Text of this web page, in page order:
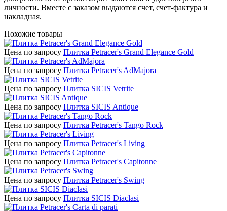
личности. Вместе с заказом выдаются счет, счет-фактура и
накладная.
Похожие товары
Цена по запросу Плитка Petracer's Grand Elegance Gold
Цена по запросу Плитка Petracer's AdMajora
Цена по запросу Плитка SICIS Vetrite
Цена по запросу Плитка SICIS Antique
Цена по запросу Плитка Petracer's Tango Rock
Цена по запросу Плитка Petracer's Living
Цена по запросу Плитка Petracer's Capitonne
Цена по запросу Плитка Petracer's Swing
Цена по запросу Плитка SICIS Diaclasi